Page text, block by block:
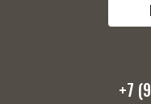
+7